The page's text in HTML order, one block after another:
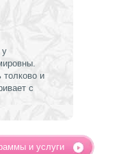
у
толково и
с
и услуги